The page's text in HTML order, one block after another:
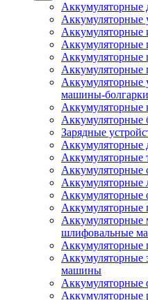
Аккумуляторные
Аккумуляторные
Аккумуляторные
Аккумуляторные
Аккумуляторные
Аккумуляторные
Аккумуляторные
машины-болгарки
Аккумуляторные
Аккумуляторные
Зарядные
Аккумуляторные
Аккумуляторные
Аккумуляторные
Аккумуляторные
Аккумуляторные
Аккумуляторные
Аккумуляторные
шлифовальные
Аккумуляторные
машины
Аккумуляторные
Аккумуляторные